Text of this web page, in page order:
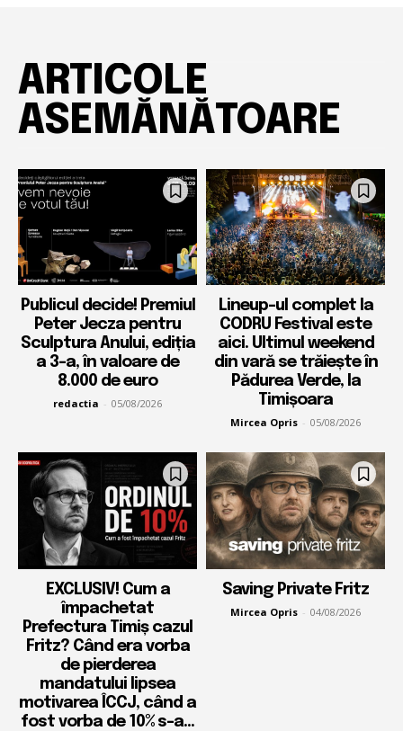
ARTICOLE
ASEMĂNĂTOARE
Publicul decide! Premiul
Peter Jecza pentru
Sculptura Anului, ediția
a 3-a, în valoare de
8.000 de euro
redactia - 05/08/2026
Lineup-ul complet la
CODRU Festival este
aici. Ultimul weekend
din vară se trăiește în
Pădurea Verde, la
Timișoara
Mircea Opris - 05/08/2026
EXCLUSIV! Cum a
împachetat
Prefectura Timiș cazul
Fritz? Când era vorba
de pierderea
mandatului lipsea
motivarea ÎCCJ, când a
fost vorba de 10% s-a...
Saving Private Fritz
Mircea Opris - 04/08/2026